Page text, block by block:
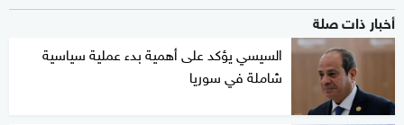
أخبار ذات صلة
السيسي يؤكد على أهمية بدء عملية سياسية
شاملة في سوريا